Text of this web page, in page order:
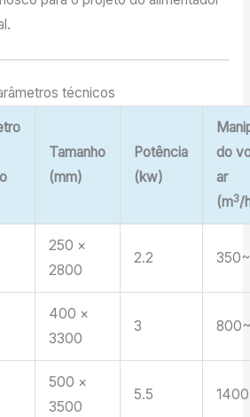
técnicos
Tamanho
(mm)
Potência
(kw)
do
ar
(m3/
250 ×
2800
2.2
400 ×
3300
3
500 ×
3500
5.5